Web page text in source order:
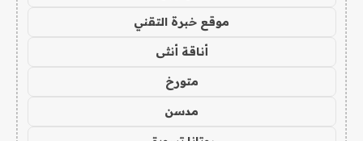
موقع خبرة التقني
أناقة أنثى
متورخ
مدسن